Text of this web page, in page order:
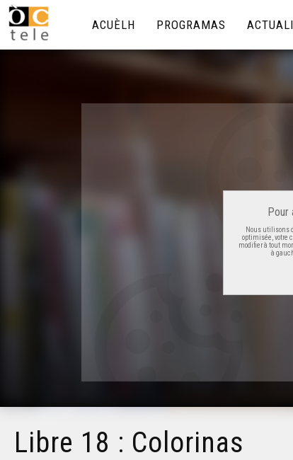
ACUÈLH PROGRAMAS
Pour
Nous utilisons
optimisée, votre
modifier à tout
à
Libre 18 : Colorinas